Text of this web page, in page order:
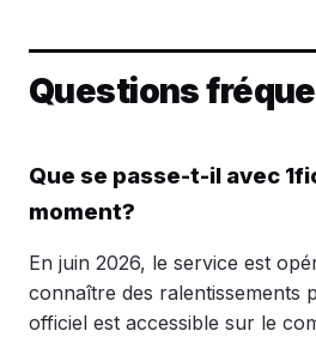
Questions
Que se passe-t-il avec
moment?
En juin 2026, le service est
connaître des ralentissements
officiel est accessible sur le